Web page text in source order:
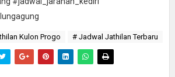
Kulon Progo # Jadwal Jathilan Terbaru